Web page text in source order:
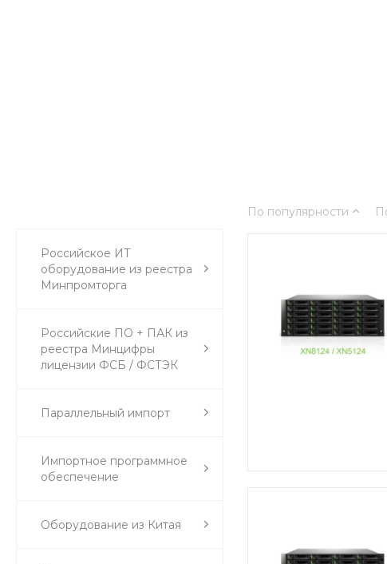
Российское ИТ
оборудование из реестра
Минпромторга
Российские ПО + ПАК из
реестра Минцифры
лицензии ФСБ / ФСТЭК
Параллельный импорт
Импортное программное
обеспечение
Оборудование из Китая
По популярности